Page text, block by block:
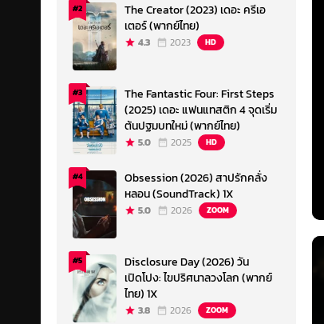
#2
The Creator (2023) เดอะ ครีเอ
เตอร์ (พากย์ไทย)
4.3 2023 HD
#3
The Fantastic Four: First Steps
(2025) เดอะ แฟนแทสติก 4 จุดเริ่ม
ต้นปฐมบทใหม่ (พากย์ไทย)
5.0 2025 HD
#4
Obsession (2026) สาปรักคลั่ง
หลอน (SoundTrack) 1X
5.0 2026 ZOOM
#5
Disclosure Day (2026) วัน
เปิดโปง: ไขปริศนาลวงโลก (พากย์
ไทย) 1X
3.8 2026 ZOOM